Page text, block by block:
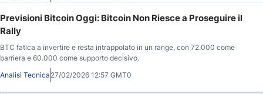
Previsioni Bitcoin Oggi: Bitcoin Non Riesce a Proseguire il
Rally
BTC fatica a invertire e resta intrappolato in un range, con 72.000 come
barriera e 60.000 come supporto decisivo.
Analisi Tecnica 27/02/2026 12:57 GMT0